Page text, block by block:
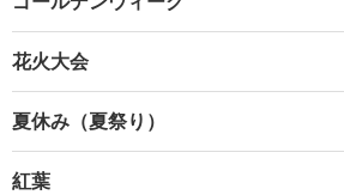
花火大会
夏休み（夏祭り）
紅葉